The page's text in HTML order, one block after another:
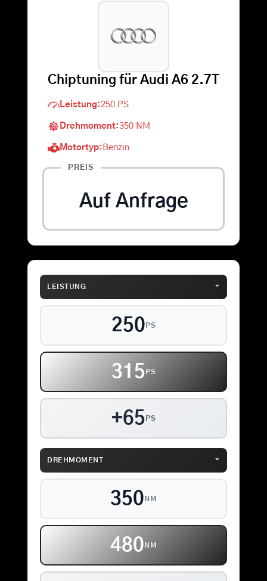
Warenkorb
Chiptuning für Audi A6 2.7T
Leistung: 250 PS
Drehmoment:350 NM
Motortyp: Benzin
PREIS
Auf Anfrage
LEISTUNG ⌄
250 PS
315 PS
+65 PS
DREHMOMENT ⌄
350 NM
480 NM